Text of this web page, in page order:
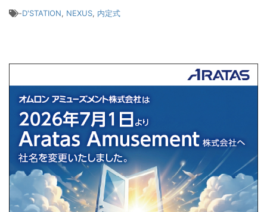
-D'STATION, NEXUS, 内定式